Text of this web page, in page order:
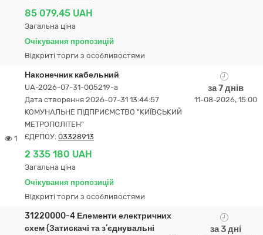
85 079,45 UAH
Загальна ціна
Очікування пропозицій
Відкриті торги з особливостями
1
Наконечник кабельний
UA-2026-07-31-005219-a
Дата створення 2026-07-31 13:44:57
КОМУНАЛЬНЕ ПІДПРИЄМСТВО "КИЇВСЬКИЙ
МЕТРОПОЛІТЕН"
ЄДРПОУ: 03328913
2 335 180 UAH
Загальна ціна
Очікування пропозицій
Відкриті торги з особливостями
за 7 днів
11-08-2026, 15:00
31220000-4 Елементи електричних
схем (Затискачі та з’єднувальні
за 3 дні